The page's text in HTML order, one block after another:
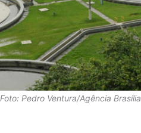
Foto: Pedro Ventura/Agência Brasília